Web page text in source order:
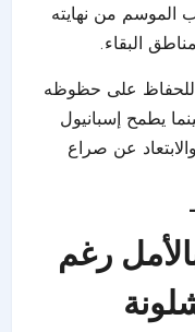
الموسم من نهايته
البقاء.
للحفاظ على حظوظه
يطمح إسبانيول
عن صراع
رغم